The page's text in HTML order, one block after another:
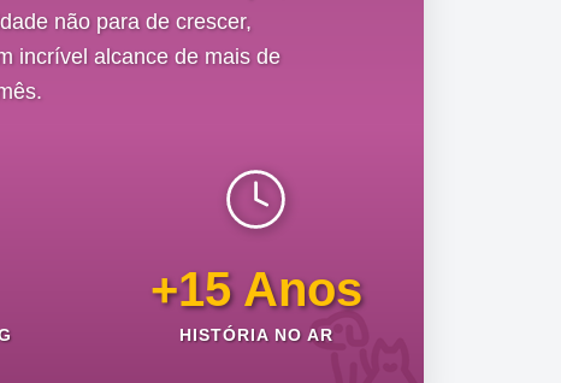
não para de crescer,
incrível alcance de mais de
+15 Anos
HISTÓRIA NO AR